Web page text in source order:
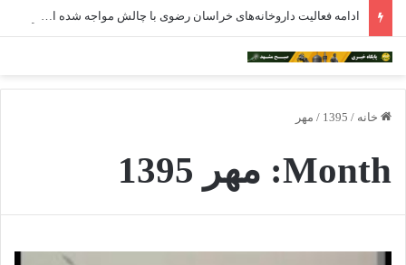
ادامه فعالیت داروخانه‌های خراسان رضوی با چالش مواجه شده است
خانه /
1395
/ مهر
Month: مهر 1395